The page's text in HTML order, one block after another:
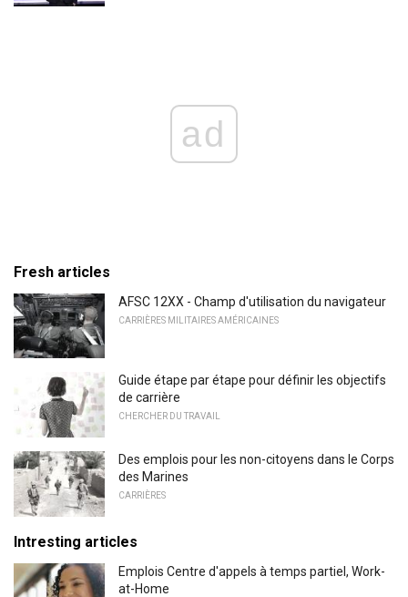
ad
Fresh articles
AFSC 12XX - Champ d'utilisation du navigateur
CARRIÈRES MILITAIRES AMÉRICAINES
Guide étape par étape pour définir les objectifs
de carrière
CHERCHER DU TRAVAIL
Des emplois pour les non-citoyens dans le Corps
des Marines
CARRIÈRES
Intresting articles
Emplois Centre d'appels à temps partiel, Work-
at-Home